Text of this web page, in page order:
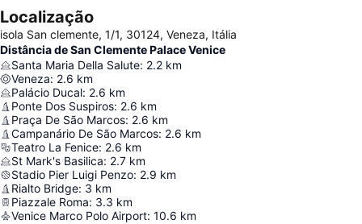
Localização
isola San clemente, 1/1, 30124, Veneza, Itália
Distância de San Clemente Palace Venice
Santa Maria Della Salute: 2.2 km
Veneza: 2.6 km
Palácio Ducal: 2.6 km
Ponte Dos Suspiros: 2.6 km
Praça De São Marcos: 2.6 km
Campanário De São Marcos: 2.6 km
Teatro La Fenice: 2.6 km
St Mark's Basilica: 2.7 km
Stadio Pier Luigi Penzo: 2.9 km
Rialto Bridge: 3 km
Piazzale Roma: 3.3 km
Venice Marco Polo Airport: 10.6 km